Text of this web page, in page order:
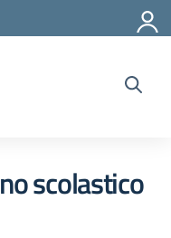
scolastico